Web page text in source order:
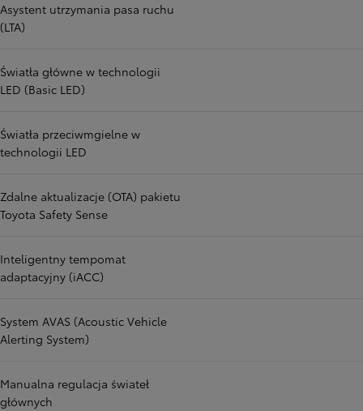
Asystent utrzymania pasa ruchu
(LTA)
Światła główne w technologii
LED (Basic LED)
Światła przeciwmgielne w
technologii LED
Zdalne aktualizacje (OTA) pakietu
Toyota Safety Sense
Inteligentny tempomat
adaptacyjny (iACC)
System AVAS (Acoustic Vehicle
Alerting System)
Manualna regulacja świateł
głównych